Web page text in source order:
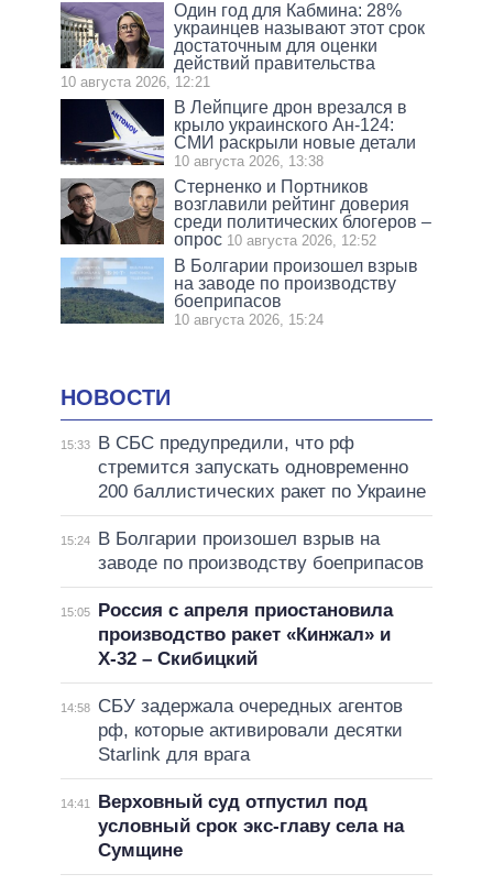
Один год для Кабмина: 28%
украинцев называют этот срок
достаточным для оценки
действий правительства
10 августа 2026, 12:21
В Лейпциге дрон врезался в
крыло украинского Ан-124:
СМИ раскрыли новые детали
10 августа 2026, 13:38
Стерненко и Портников
возглавили рейтинг доверия
среди политических блогеров –
опрос 10 августа 2026, 12:52
В Болгарии произошел взрыв
на заводе по производству
боеприпасов
10 августа 2026, 15:24
НОВОСТИ
15:33
В СБС предупредили, что рф
стремится запускать одновременно
200 баллистических ракет по Украине
15:24
В Болгарии произошел взрыв на
заводе по производству боеприпасов
15:05
Россия с апреля приостановила
производство ракет «Кинжал» и
Х-32 – Скибицкий
14:58
СБУ задержала очередных агентов
рф, которые активировали десятки
Starlink для врага
14:41
Верховный суд отпустил под
условный срок экс-главу села на
Сумщине